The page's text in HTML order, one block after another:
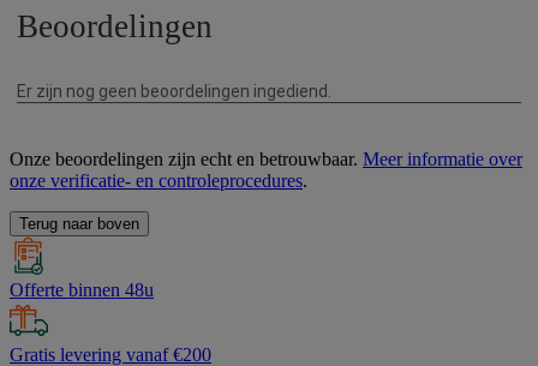
Onze beoordelingen zijn echt en betrouwbaar. Meer informatie over
onze verificatie- en controleprocedures.
Terug naar boven
Offerte binnen 48u
Gratis levering vanaf €200